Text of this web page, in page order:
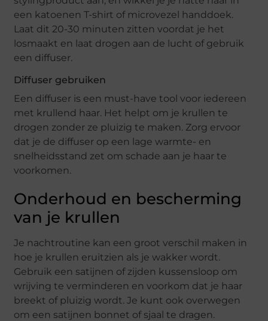
een katoenen T-shirt of microvezel handdoek.
Laat dit 20-30 minuten zitten voordat je het
losmaakt en laat drogen aan de lucht of gebruik
een diffuser.
Diffuser gebruiken
Een diffuser is een must-have tool voor iedereen
met krullend haar. Het helpt om je krullen te
drogen zonder ze pluizig te maken. Zorg ervoor
dat je de diffuser op een lage warmte- en
snelheidsstand zet om schade aan je haar te
voorkomen.
Onderhoud en bescherming
van je krullen
Je nachtroutine kan een groot verschil maken in
hoe je krullen eruitzien als je wakker wordt.
Gebruik een satijnen of zijden kussensloop om
wrijving te verminderen en voorkom dat je haar
breekt of pluizig wordt. Je kunt ook overwegen
om een satijnen bonnet of sjaal te dragen.